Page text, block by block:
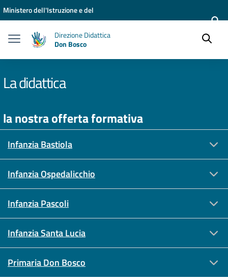
Vai ai contenuti
Vai al menu di navigazione
Vai al footer
Ministero dell'Istruzione e del
Direzione Didattica
Don Bosco
La didattica
la nostra offerta formativa
Infanzia Bastiola
Infanzia Ospedalicchio
Infanzia Pascoli
Infanzia Santa Lucia
Primaria Don Bosco